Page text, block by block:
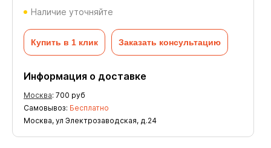
Наличие уточняйте
Купить в 1 клик Заказать консультацию
Информация о доставке
Москва: 700 руб
Самовывоз: Бесплатно
Москва, ул Электрозаводская, д.24